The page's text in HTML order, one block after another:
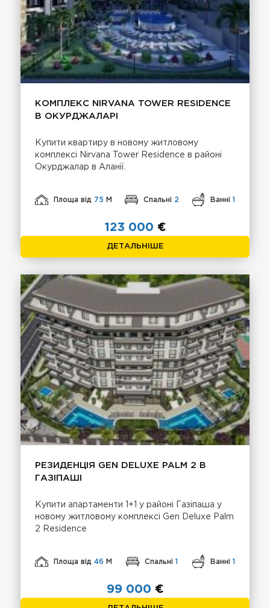
КОМПЛЕКС NIRVANA TOWER RESIDENCE
В ОКУРДЖАЛАРІ
Купити квартиру в новому житловому
комплексі Nirvana Tower Residence в районі
Окурджалар в Аланії.
Площа від 75 М Спальні 2 Ванні 1
123 000 €
ДЕТАЛЬНІШЕ
РЕЗИДЕНЦІЯ GEN DELUXE PALM 2 В
ГАЗІПАШІ
Купити апартаменти 1+1 у районі Газіпаша у
новому житловому комплексі Gen Deluxe Palm
2 Residence
Площа від46 М Спальні 1 Ванні 1
99 000 €